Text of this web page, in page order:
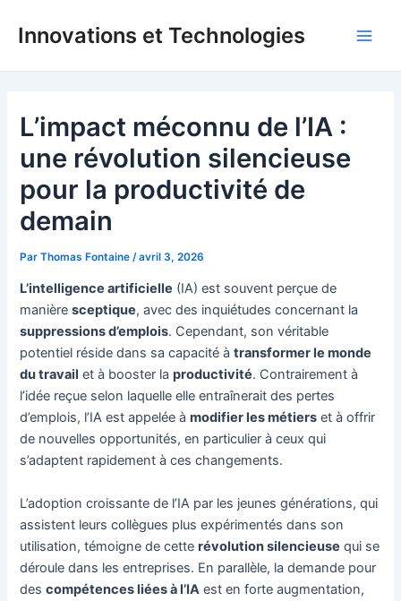
Innovations et Technologies
L’impact méconnu de l’IA :
une révolution silencieuse
pour la productivité de
demain
ParThomas Fontaine /avril 3, 2026
L’intelligence artificielle (IA) est souvent perçue de
manièresceptique, avec des inquiétudes concernant la
suppressions d’emplois. Cependant, son véritable
potentiel réside dans sa capacité àtransformer le monde
du travail et à booster laproductivité. Contrairement à
l’idée reçue selon laquelle elle entraînerait des pertes
d’emplois, l’IA est appelée àmodifier les métiers et à offrir
de nouvelles opportunités, en particulier à ceux qui
s’adaptent rapidement à ces changements.
L’adoption croissante de l’IA par les jeunes générations, qui
assistent leurs collègues plus expérimentés dans son
utilisation, témoigne de cetterévolution silencieuse qui se
déroule dans les entreprises. En parallèle, la demande pour
descompétences liées à l’IA est en forte augmentation,